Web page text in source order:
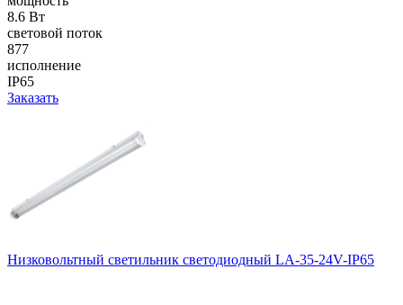
8.6 Вт
световой поток
877
исполнение
IP65
Заказать
Низковольтный светильник светодиодный LA-35-24V-IP65